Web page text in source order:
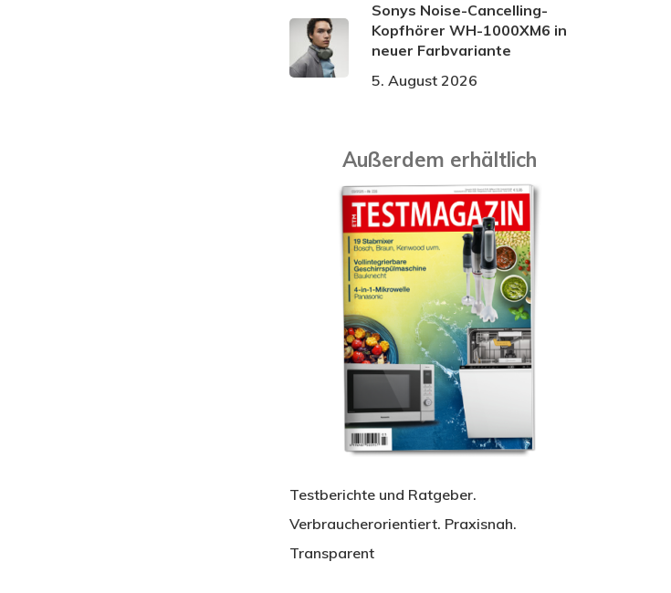
Sonys Noise-Cancelling-
Kopfhörer WH-1000XM6 in
neuer Farbvariante
5. August 2026
Außerdem erhältlich
Testberichte und Ratgeber.
Verbraucherorientiert. Praxisnah.
Transparent